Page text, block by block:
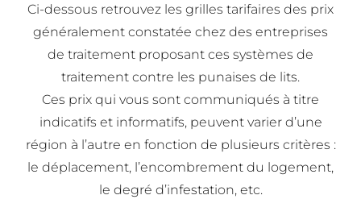
Ci-dessous retrouvez les grilles tarifaires des prix
généralement constatée chez des entreprises
de traitement proposant ces systèmes de
traitement contre les punaises de lits.
Ces prix qui vous sont communiqués à titre
indicatifs et informatifs, peuvent varier d’une
région à l’autre en fonction de plusieurs critères :
le déplacement, l’encombrement du logement,
le degré d’infestation, etc.